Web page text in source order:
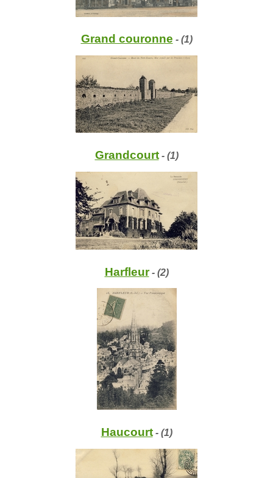
Grand couronne - (1)
Grandcourt- (1)
Harfleur- (2)
Haucourt- (1)